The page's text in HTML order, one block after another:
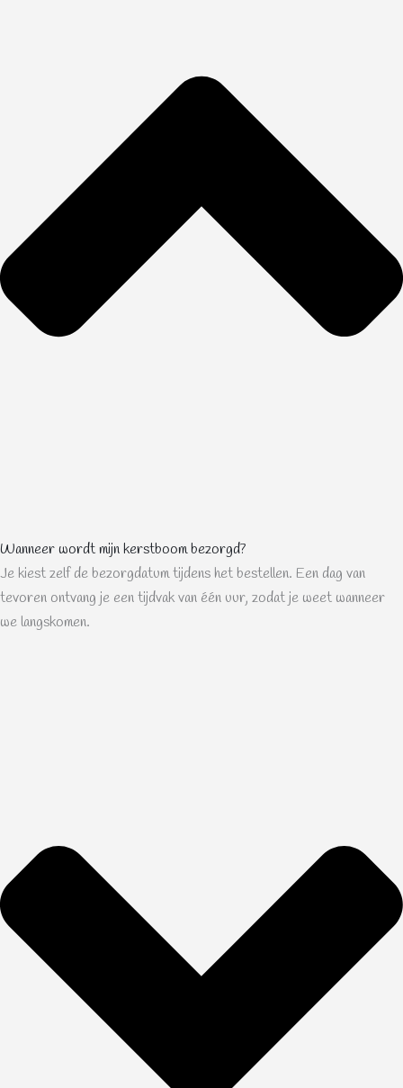
Wanneer wordt mijn kerstboom bezorgd?
Je kiest zelf de bezorgdatum tijdens het bestellen. Een dag van
tevoren ontvang je een tijdvak van één uur, zodat je weet wanneer
we langskomen.